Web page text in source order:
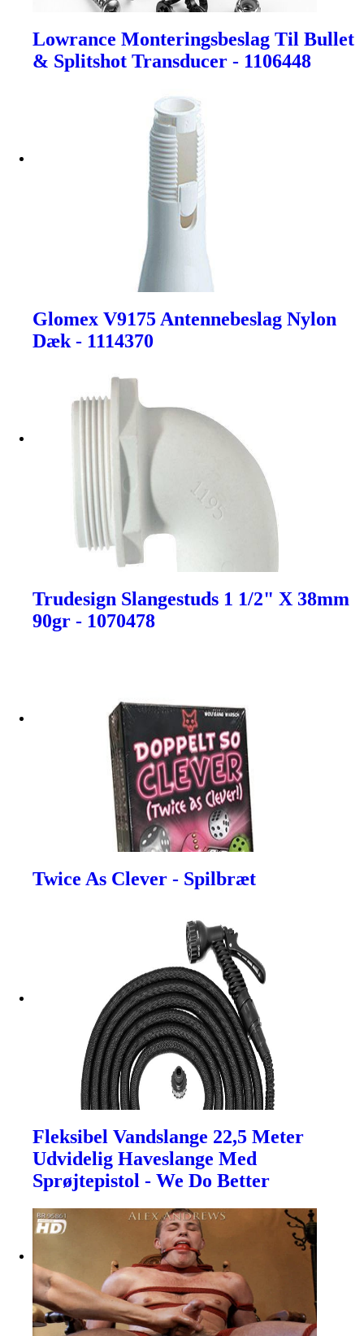
Lowrance Monteringsbeslag Til Bullet
& Splitshot Transducer - 1106448
Glomex V9175 Antennebeslag Nylon
Dæk - 1114370
Trudesign Slangestuds 1 1/2" X 38mm
90gr - 1070478
Twice As Clever - Spilbræt
Fleksibel Vandslange 22,5 Meter
Udvidelig Haveslange Med
Sprøjtepistol - We Do Better